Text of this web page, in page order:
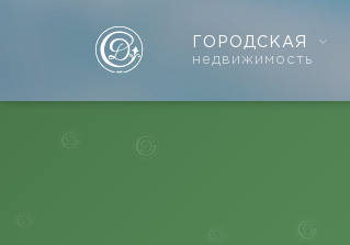
ГОРОДСКАЯ
недвижимость